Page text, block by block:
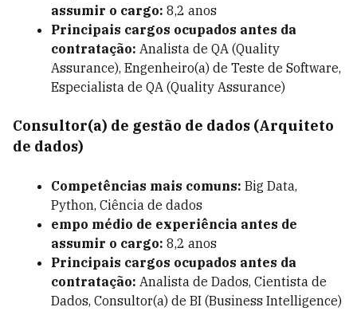
assumir o cargo: 8,2 anos
Principais cargos ocupados antes da
contratação: Analista de QA (Quality
Assurance), Engenheiro(a) de Teste de Software,
Especialista de QA (Quality Assurance)
Consultor(a) de gestão de dados (Arquiteto
de dados)
Competências mais comuns: Big Data,
Python, Ciência de dados
empo médio de experiência antes de
assumir o cargo: 8,2 anos
Principais cargos ocupados antes da
contratação: Analista de Dados, Cientista de
Dados, Consultor(a) de BI (Business Intelligence)